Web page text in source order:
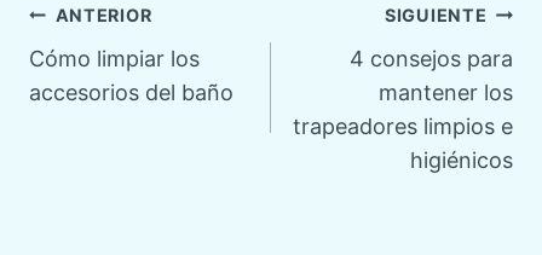
Navegación
de
ANTERIOR
Cómo limpiar los
accesorios del baño
SIGUIENTE
4 consejos para
mantener los
trapeadores limpios e
higiénicos